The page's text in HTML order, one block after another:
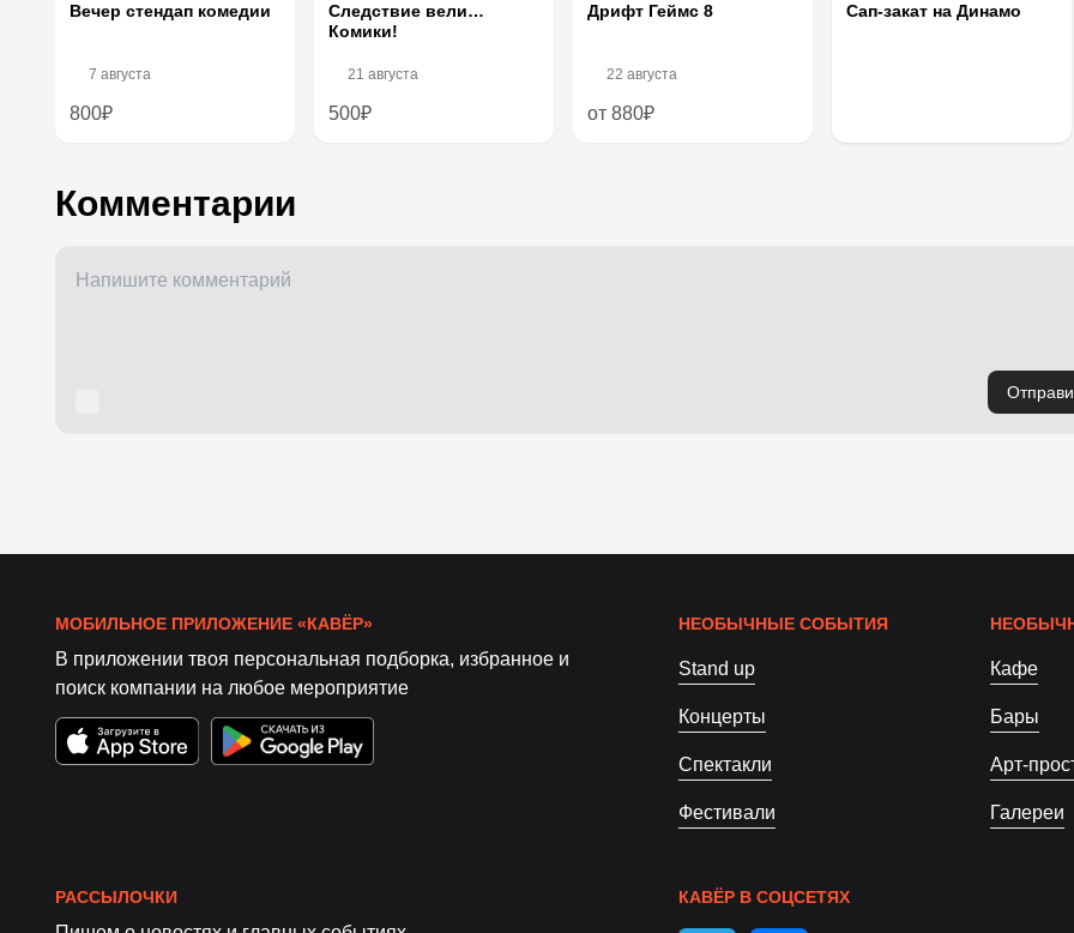
Вечер стендап комедии
7 августа
800₽
Следствие вели…
Комики!
21 августа
500₽
Дрифт Геймс 8
22 августа
от 880₽
Сап-закат на Динамо
Комментарии
МОБИЛЬНОЕ ПРИЛОЖЕНИЕ «КАВЁР»
В приложении твоя персональная подборка, избранное и
поиск компании на любое мероприятие
НЕОБЫЧНЫЕ СОБЫТИЯ
Stand up
Концерты
Спектакли
Фестивали
Кафе
Бары
Арт-
Галереи
РАССЫЛОЧКИ КАВЁР В СОЦСЕТЯХ